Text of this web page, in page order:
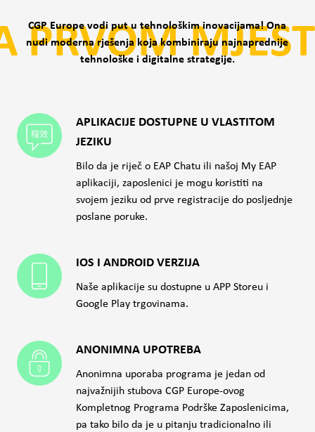
PRVOM
CGP Europe vodi put u tehnološkim inovacijama! Ona
nudi moderna rješenja koja kombiniraju najnaprednije
tehnološke i digitalne strategije.
APLIKACIJE DOSTUPNE U VLASTITOM
JEZIKU
Bilo da je riječ o EAP Chatu ili našoj My EAP
aplikaciji, zaposlenici je mogu koristiti na
svojem jeziku od prve registracije do posljednje
poslane poruke.
IOS I ANDROID VERZIJA
Naše aplikacije su dostupne u APP Storeu i
Google Play trgovinama.
ANONIMNA UPOTREBA
Anonimna uporaba programa je jedan od
najvažnijih stubova CGP Europe-ovog
Kompletnog Programa Podrške Zaposlenicima,
pa tako bilo da je u pitanju tradicionalno ili